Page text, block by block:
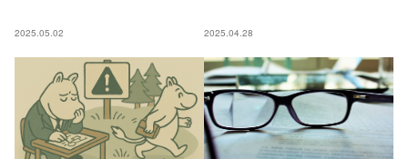
2025.05.02 2025.04.28